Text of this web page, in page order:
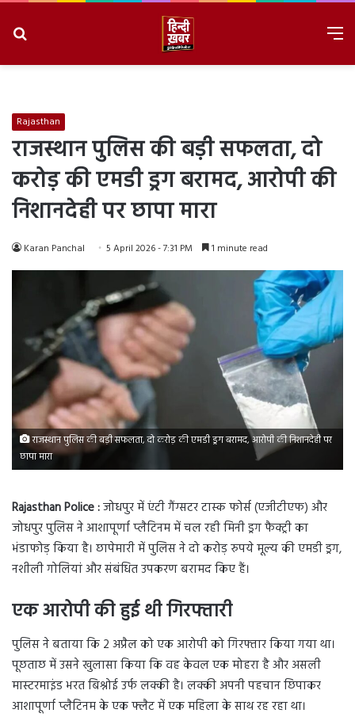
Rajasthan
राजस्थान पुलिस की बड़ी सफलता, दो
करोड़ की एमडी ड्रग बरामद, आरोपी की
निशानदेही पर छापा मारा
Karan Panchal 5 April 2026 - 7:31 PM 1 minute read
राजस्थान पुलिस की बड़ी सफलता, दो करोड़ की एमडी ड्रग बरामद, आरोपी की निशानदेही पर
छापा मारा
Rajasthan Police :जोधपुर में एंटी गैंग्सटर टास्क फोर्स (एजीटीएफ) और
जोधपुर पुलिस ने आशापूर्णा प्लैटिनम में चल रही मिनी ड्रग फैक्ट्री का
भंडाफोड़ किया है। छापेमारी में पुलिस ने दो करोड़ रुपये मूल्य की एमडी ड्रग,
नशीली गोलियां और संबंधित उपकरण बरामद किए हैं।
एक आरोपी की हुई थी गिरफ्तारी
पुलिस ने बताया कि 2 अप्रैल को एक आरोपी को गिरफ्तार किया गया था।
पूछताछ में उसने खुलासा किया कि वह केवल एक मोहरा है और असली
मास्टरमाइंड भरत बिश्नोई उर्फ लक्की है। लक्की अपनी पहचान छिपाकर
आशापूर्णा प्लैटिनम के एक फ्लैट में एक महिला के साथ रह रहा था।